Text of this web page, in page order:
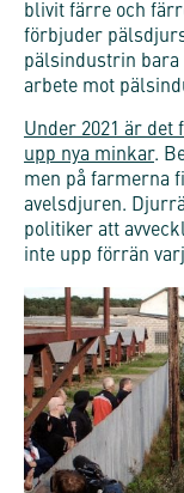
blivit färre och
förbjuder
pälsindustrin bara
arbete mot
Under 2021 är
upp nya minkar.
men på farmerna
avelsdjuren.
politiker att
inte upp förrän